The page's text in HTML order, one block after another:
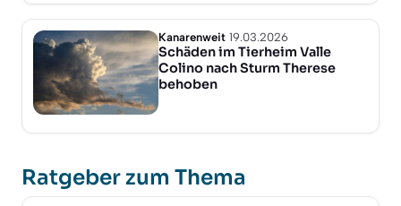
Kanarenweit 19.03.2026
Schäden im Tierheim Valle
Colino nach Sturm Therese
behoben
Ratgeber zum Thema